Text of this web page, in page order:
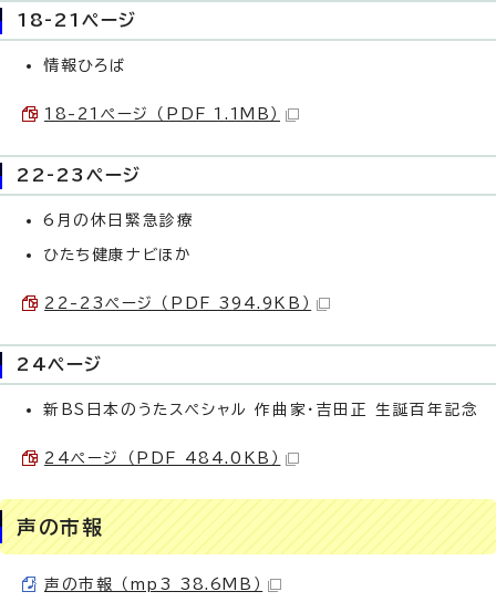
18-21ページ
情報ひろば
18-21ページ （PDF 1.1MB）
22-23ページ
6月の休日緊急診療
ひたち健康ナビほか
22-23ページ （PDF 394.9KB）
24ページ
新BS日本のうたスペシャル 作曲家・吉田正 生誕百年記念
24ページ （PDF 484.0KB）
声の市報
声の市報 （mp3 38.6MB）